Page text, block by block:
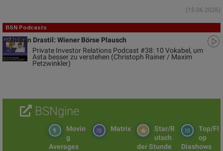
(15.06.2026)
BSN Podcasts
Christian Drastil: Wiener Börse Plausch
Private Investor Relations Podcast #38: 10 Vokabel, um
Asta besser zu verstehen (Christoph Rainer / Maxim
Petzwinkler)
BSNgine
Top/Fl
op
Diashows
Star/R
utsch
der Stunde
Matrix
Movin
g
Averages